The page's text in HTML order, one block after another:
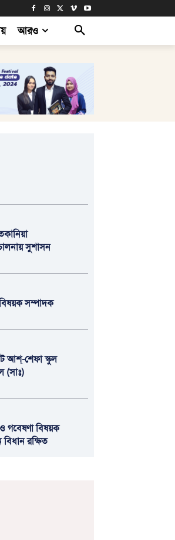
আরও
সুশাসন
সম্পাদক
আশ্-শেফা স্কুল
(সাঃ)
গবেষণা বিষয়ক
রক্ষিত